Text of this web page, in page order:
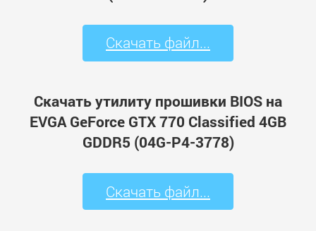
Скачать файл...
Скачать утилиту прошивки BIOS на
EVGA GeForce GTX 770 Classified 4GB
GDDR5 (04G-P4-3778)
Скачать файл...